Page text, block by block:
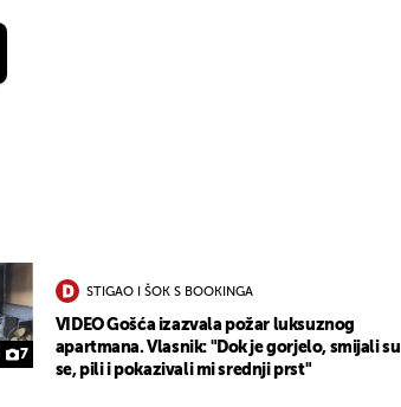
7
STIGAO I ŠOK S BOOKINGA
VIDEO Gošća izazvala požar luksuznog
apartmana. Vlasnik: "Dok je gorjelo, smijali su
se, pili i pokazivali mi srednji prst"